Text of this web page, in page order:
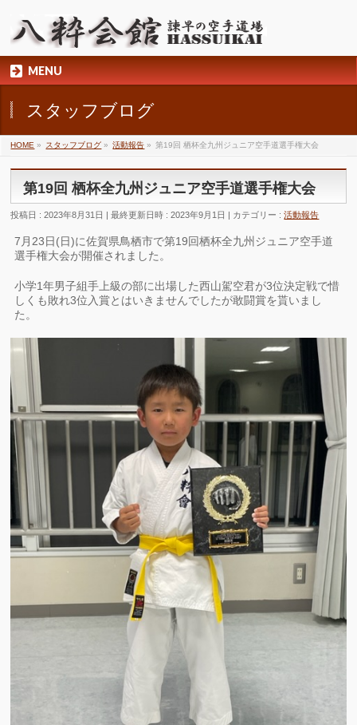
MENU
スタッフブログ
HOME » スタッフブログ » 活動報告 » 第19回 栖杯全九州ジュニア空手道選手権大会
第19回 栖杯全九州ジュニア空手道選手権大会
投稿日 : 2023年8月31日 最終更新日時 : 2023年9月1日 カテゴリー :活動報告
7月23日(日)に佐賀県鳥栖市で第19回栖杯全九州ジュニア空手道
選手権大会が開催されました。
小学1年男子組手上級の部に出場した西山駕空君が3位決定戦で惜
しくも敗れ3位入賞とはいきませんでしたが敢闘賞を貰いまし
た。